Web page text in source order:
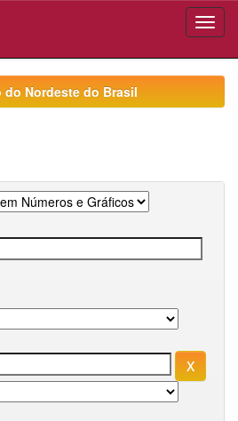
do Nordeste do Brasil